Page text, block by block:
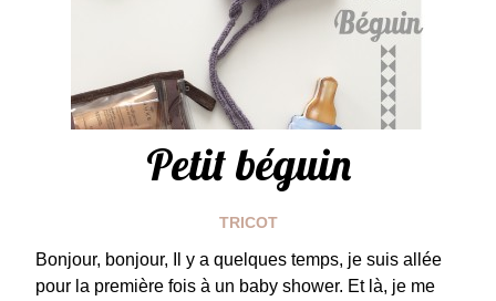
Petit béguin
TRICOT
Bonjour, bonjour, Il y a quelques temps, je suis allée
pour la première fois à un baby shower. Et là, je me